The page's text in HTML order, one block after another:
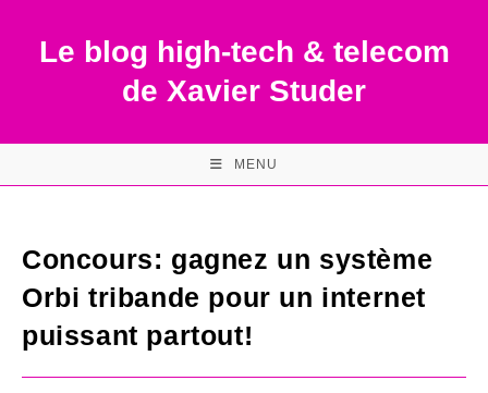
contentLe blog high-tech & telecom
de Xavier Studer
MENU
Concours: gagnez un système
Orbi tribande pour un internet
puissant partout!